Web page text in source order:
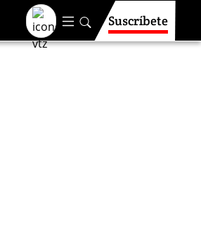
Suscríbete